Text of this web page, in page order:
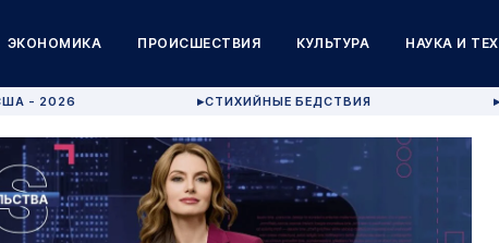
ЭКОНОМИКА ПРОИСШЕСТВИЯ КУЛЬТУРА НАУКА И
- 2026 ▶СТИХИЙНЫЕ БЕДСТВИЯ